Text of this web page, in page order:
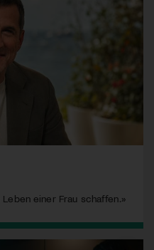
einer Frau schaffen.»